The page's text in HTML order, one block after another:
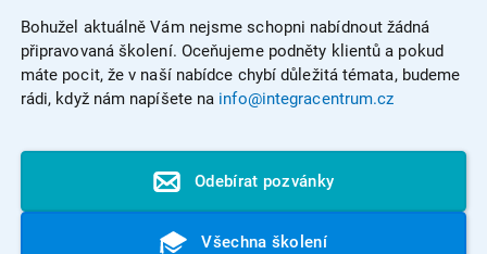
Bohužel aktuálně Vám nejsme schopni nabídnout žádná
připravovaná školení. Oceňujeme podněty klientů a pokud
máte pocit, že v naší nabídce chybí důležitá témata, budeme
rádi, když nám napíšete na info@integracentrum.cz
Odebírat pozvánky
Všechna školení